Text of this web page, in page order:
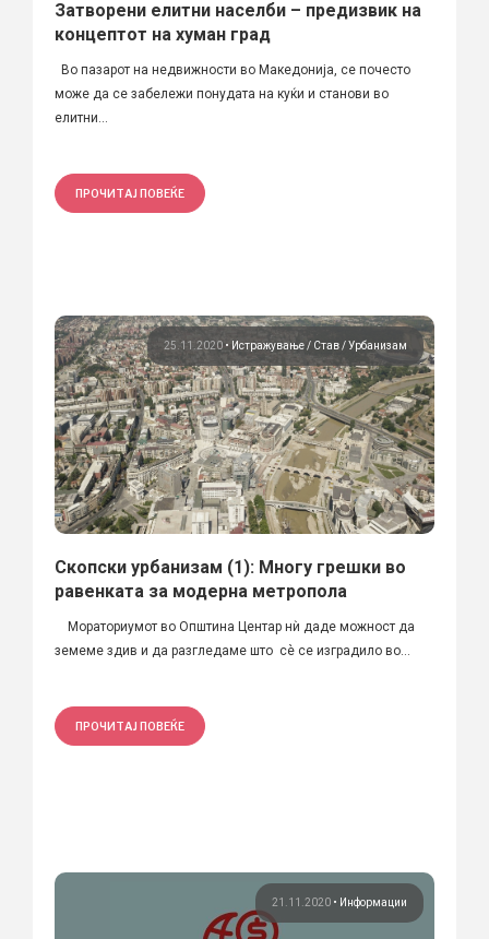
Затворени елитни населби – предизвик на
концептот на хуман град
Во пазарот на недвижности во Македонија, се почесто
може да се забележи понудата на куќи и станови во
елитни...
ПРОЧИТАЈ ПОВЕЌЕ
25.11.2020 • Истражување Став Урбанизам
Скопски урбанизам (1): Многу грешки во
равенката за модерна метропола
Мораториумот во Општина Центар нѝ даде можност да
земеме здив и да разгледаме што сѐ се изградило во...
ПРОЧИТАЈ ПОВЕЌЕ
21.11.2020 • Информации